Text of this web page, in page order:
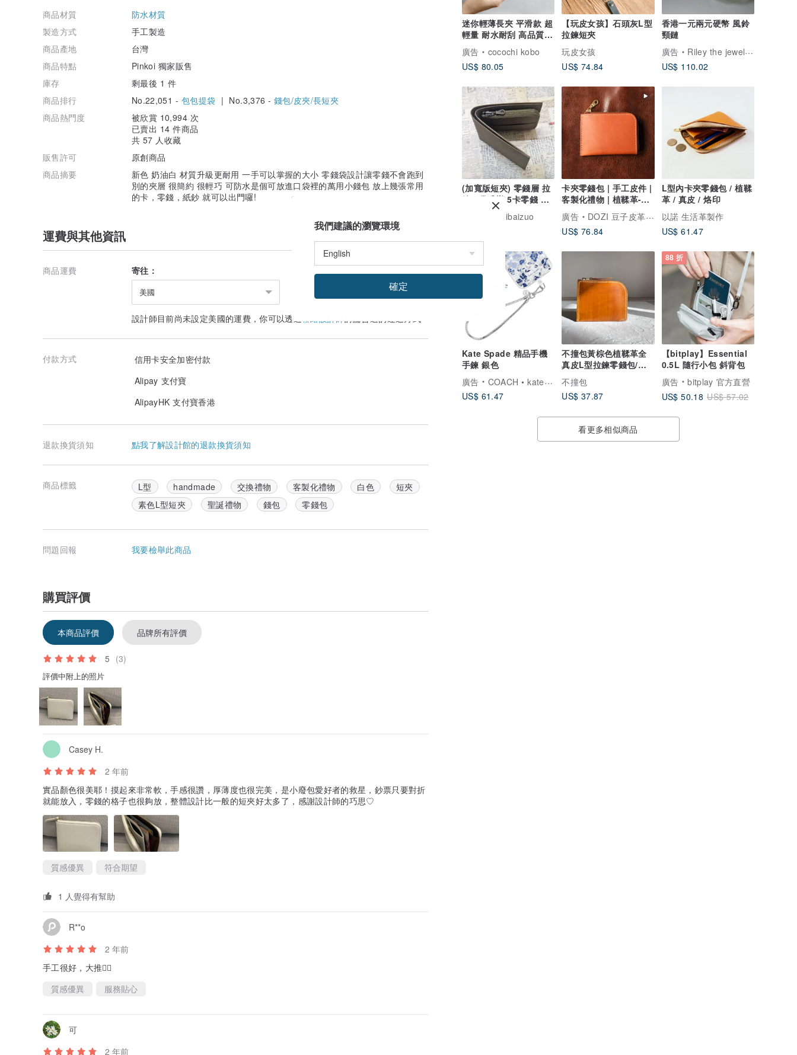
迷你輕薄長夾 平滑款 超
輕量 耐水耐刮 高品質
日本製 人工皮革
廣告
cocochi kobo
US$ 80.05
【玩皮女孩】石頭灰L型
拉鍊短夾
玩皮女孩
US$ 74.84
香港一元兩元硬幣 風鈴
頸鏈
廣告
Riley the jewellery
US$ 110.02
(加寬版短夾) 零錢層 拉
鍊口袋式樣 5卡零錢 皮
夾 水洗牛皮紙
黑白作。heibaizuo
卡夾零錢包 | 手工皮件 |
客製化禮物 | 植鞣革-L
型零錢包
廣告
DOZI 豆子皮革手作
US$ 76.84
L型內卡夾零錢包 / 植鞣
革 / 真皮 / 烙印
以諾 生活革製作
US$ 61.47
Kate Spade 精品手機
手鍊 銀色
廣告
COACH • kate spade 數位精品
US$ 61.47
不撞包黃棕色植鞣革全
真皮L型拉鍊零錢包/短
不撞包
US$ 37.87
88 折
【bitplay】Essential
0.5L 隨行小包 斜背包
廣告
bitplay 官方直營
US$ 50.18 US$ 57.02
看更多相似商品
我利用爸爸牛仔褲口袋尺寸。
設計了讓零錢、紙鈔、卡片(駕照/信用卡)都能放進去的『口袋小錢包』！！
具有集方便、收納、輕巧於一身的優點。
共推出了多個色系來滿足大家的需求。
不但在市集受到年輕學子們的歡迎。
更受到都會輕熟女們的喜愛 。
★設計師及品牌簡介★
因為Eva設計師實在太愛和客人聊天了所以取了"蝶蝶不休"這個好記的名字
一塊面料 一個故事 少量且繁複的製作
我希望每一件作品都能像太陽一樣，傳遞溫暖的手作溫度！
★商品說明★
一手可以掌握的大小
很簡約 很輕巧 是個可放進口袋裡的萬用小錢包
薄款錢包 放上幾張常用的卡，零錢，紙鈔 就可以出門囉!
紙鈔層x1：可放置鈔票或發票
票卡收納夾層x4：可放信用卡/票卡/名片..等
零錢位x1
★尺寸★
耐磨人造皮革(表面有做防水處理)
★產地/製造方式★
台灣MIT/手工製造
商品材質
防水材質
製造方式
手工製造
商品產地
台灣
商品特點
Pinkoi 獨家販售
庫存
剩最後 1 件
商品排行
No.22,051 - 包包提袋 | No.3,376 -錢包/皮夾/長短夾
商品熱門度
被欣賞 10,994 次
已賣出 14 件商品
共 57 人收藏
販售許可
原創商品
商品摘要
新色 奶油白 材質升級更耐用 一手可以掌握的大小 零錢袋設計讓零錢不會跑到
別的夾層 很簡約 很輕巧 可防水是個可放進口袋裡的萬用小錢包 放上幾張常用
的卡，零錢，紙鈔 就可以出門囉!
運費與其他資訊
商品運費 寄往：
美國
設計師目前尚未設定美國的運費，你可以透過
付款方式
信用卡安全加密付款
Alipay 支付寶
AlipayHK 支付寶香港
退款換貨須知 點我了解設計館的退款換貨須知
商品標籤 L型 handmade 交換禮物 客製化禮物 白色
短夾
素色L型短夾
聖誕禮物 錢包 零錢包
問題回報 我要檢舉此商品
購買評價
本商品評價 品牌所有評價
5 (3)
評價中附上的照片
Casey H.
2 年前
實品顏色很美耶！摸起來非常軟，手感很讚，厚薄度也很完美，是小廢包愛好者的救星，鈔票只要對折
就能放入，零錢的格子也很夠放，整體設計比一般的短夾好太多了，感謝設計師的巧思♡
質感優異 符合期望
1 人覺得有幫助
R**o
2 年前
手工很好，大推👍🏻
質感優異
服務貼心
可
2 年前
我們建議的瀏覽環境
確定